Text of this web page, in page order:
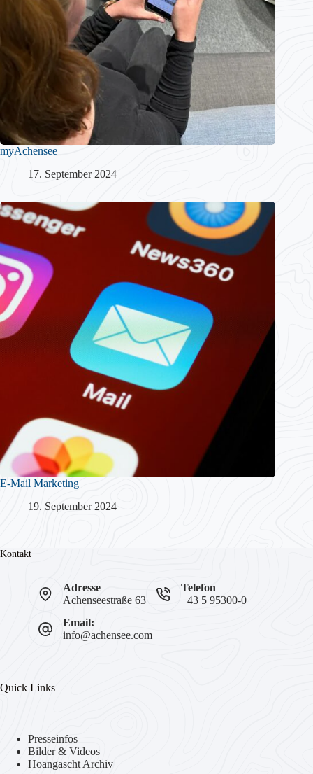
myAchensee
17. September 2024
E-Mail Marketing
19. September 2024
Kontakt
Adresse
Achenseestraße 63
Telefon
+43 5 95300-0
Email:
info@achensee.com
Quick Links
Presseinfos
Bilder & Videos
Hoangascht Archiv